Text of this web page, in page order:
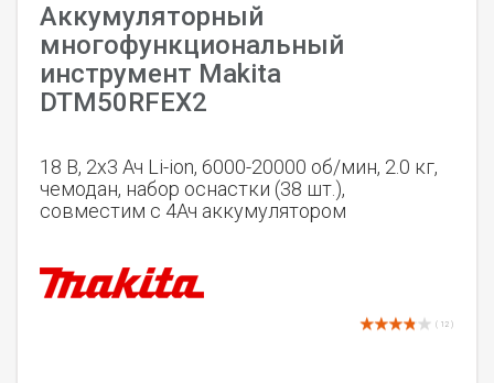
Аккумуляторный
многофункциональный
инструмент Makita
DTM50RFEX2
18 В, 2х3 Ач Li-ion, 6000-20000 об/мин, 2.0 кг,
чемодан, набор оснастки (38 шт.),
совместим с 4Ач аккумулятором
( 12 )